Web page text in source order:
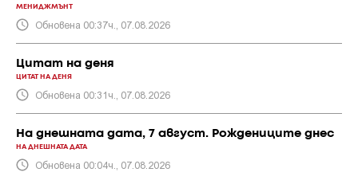
МЕНИДЖМЪНТ
Обновена 00:37ч., 07.08.2026
Цитат на деня
ЦИТАТ НА ДЕНЯ
Обновена 00:31ч., 07.08.2026
На днешната дата, 7 август. Рождениците днес
НА ДНЕШНАТА ДАТА
Обновена 00:04ч., 07.08.2026